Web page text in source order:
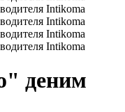
деним